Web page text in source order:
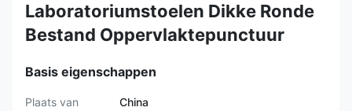
Laboratoriumstoelen Dikke Ronde
Bestand Oppervlaktepunctuur
Basis eigenschappen
Plaats van
China